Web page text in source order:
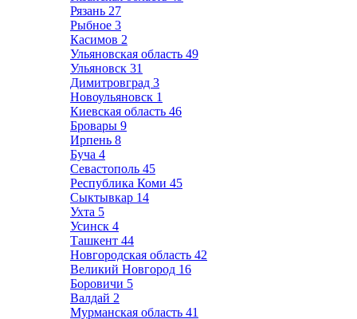
Рязань 27
Рыбное 3
Касимов 2
Ульяновская область 49
Ульяновск 31
Димитровград 3
Новоульяновск 1
Киевская область 46
Бровары 9
Ирпень 8
Буча 4
Севастополь 45
Республика Коми 45
Сыктывкар 14
Ухта 5
Усинск 4
Ташкент 44
Новгородская область 42
Великий Новгород 16
Боровичи 5
Валдай 2
Мурманская область 41